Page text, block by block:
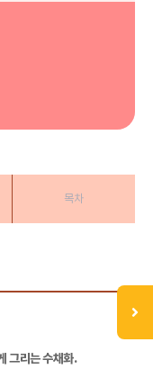
목차
그리는 수채화.